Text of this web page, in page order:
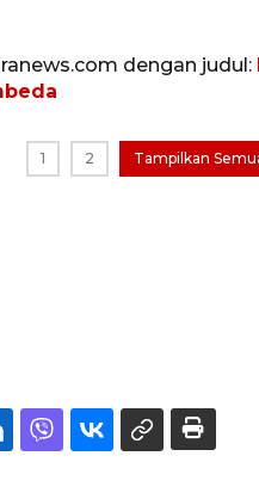
dengan judul:
1 2 Tampilkan